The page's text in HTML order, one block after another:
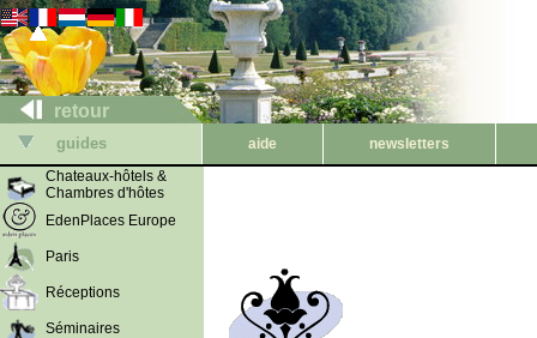
retour
guides aide
newsletters
Chateaux-hôtels &
Chambres d'hôtes
EdenPlaces Europe
Paris
Réceptions
Séminaires